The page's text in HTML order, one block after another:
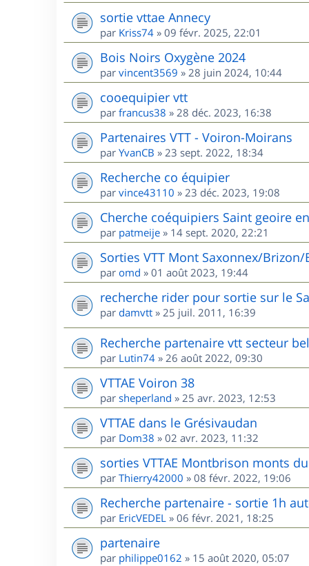
sortie vttae Annecy
par Kriss74 » 09 févr. 2025, 22:01
Bois Noirs Oxygène 2024
par vincent3569 » 28 juin 2024, 10:44
cooequipier vtt
par francus38 » 28 déc. 2023, 16:38
Partenaires VTT - Voiron-Moirans
par YvanCB » 23 sept. 2022, 18:34
Recherche co équipier
par vince43110 » 23 déc. 2023, 19:08
Cherche coéquipiers Saint geoire
par patmeije » 14 sept. 2020, 22:21
Sorties VTT Mont Saxonnex/
par omd » 01 août 2023, 19:44
recherche rider pour sortie sur le
par damvtt » 25 juil. 2011, 16:39
Recherche partenaire vtt secteur
par Lutin74 » 26 août 2022, 09:30
VTTAE Voiron 38
par sheperland » 25 avr. 2023, 12:53
VTTAE dans le Grésivaudan
par Dom38 » 02 avr. 2023, 11:32
sorties VTTAE Montbrison monts du
par Thierry42000 » 08 févr. 2022, 19:06
Recherche partenaire - sortie 1h
par EricVEDEL » 06 févr. 2021, 18:25
partenaire
par philippe0162 » 15 août 2020, 05:07